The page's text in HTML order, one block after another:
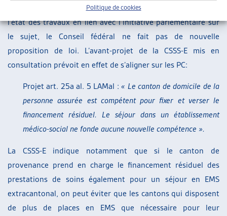
Politique de cookies
analogue aux PC garantirait plus de clarté. Etant donné
l’état des travaux en lien avec l’initiative parlementaire sur
le sujet, le Conseil fédéral ne fait pas de nouvelle
proposition de loi. L’avant-projet de la CSSS-E mis en
consultation prévoit en effet de s’aligner sur les PC:
Projet art. 25a al. 5 LAMal :« Le canton de domicile de la
personne assurée est compétent pour fixer et verser le
financement résiduel. Le séjour dans un établissement
médico-social ne fonde aucune nouvelle compétence ».
La CSSS-E indique notamment que si le canton de
provenance prend en charge le financement résiduel des
prestations de soins également pour un séjour en EMS
extracantonal, on peut éviter que les cantons qui disposent
de plus de places en EMS que nécessaire pour leur